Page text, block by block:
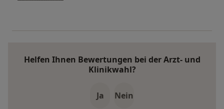
Helfen Ihnen Bewertungen bei der Arzt- und
Klinikwahl?
Ja Nein